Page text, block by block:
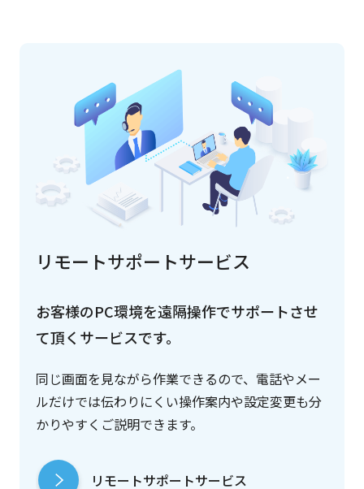
リモートサポートサービス
お客様のPC環境を遠隔操作でサポートさせ
て頂くサービスです。
同じ画面を見ながら作業できるので、電話やメー
ルだけでは伝わりにくい操作案内や設定変更も分
かりやすくご説明できます。
リモートサポートサービス